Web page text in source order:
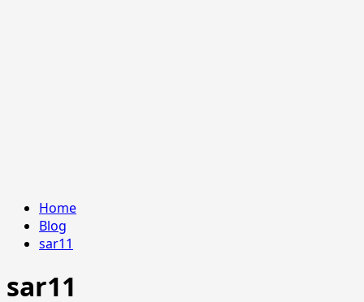
Home
Blog
sar11
sar11